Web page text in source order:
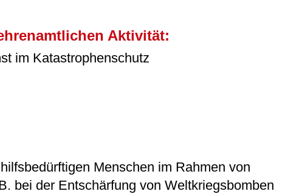
Aktivität:
im Katastrophenschutz
Menschen im Rahmen von
bei der Entschärfung von Weltkriegsbomben